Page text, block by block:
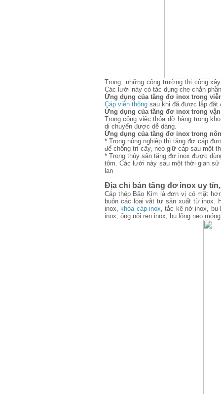
Trong những công trường thi công
Các lưới này có tác dụng che chắn
Ứng dụng của tăng đơ inox trong
Cáp viễn thông sau khi đã được lắp đặt
Ứng dụng của tăng đơ inox trong
Trong công việc thóa dỡ hàng trong
di chuyển được dễ dàng.
Ứng dụng của tăng đơ inox trong
* Trong nông nghiệp thì tăng đơ cáp
để chống trì cây, neo giữ cáp sau một
* Trong thủy sản tăng đơ inox được
tôm. Các lưới này sau một thời gian
lan
Địa chỉ bán tăng đơ inox uy
Cáp thép Bảo Kim là đơn vị có mặt
buôn các loại vật tư sản xuất từ inox.
inox, khóa cáp inox, tắc kê nở inox, bu
inox, ống nối ren inox, bu lông neo